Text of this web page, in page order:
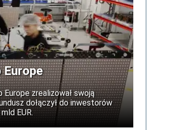
Europe
zrealizował swoją
dołączył do inwestorów
EUR.